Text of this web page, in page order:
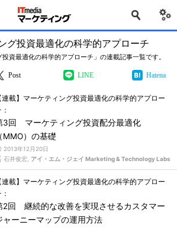
グ投資最適化の科学的アプローチ
投資最適化の科学的アプローチ」の連載記事一覧です。
Post LINE Hatena
連載】マーケティング投資最適化の科学的アプロー
3回 マーケティング投資配分最適化
（MMO）の基礎
2013年12月20日
石井俊宏, アイ・エム・ジェイ Marketing & Technology Labs
連載】マーケティング投資最適化の科学的アプロー
2回 継続的な改善を実現させるカスタマー
ャーニーマップの運用方法